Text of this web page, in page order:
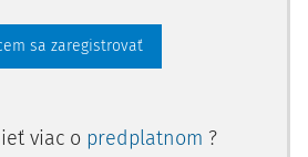
sa zaregistrovať
viac o predplatnom ?